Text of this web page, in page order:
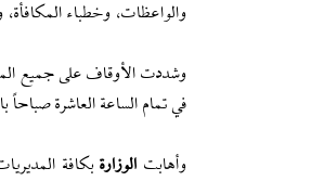
والواعظات، وخطباء
وشددت الأوقاف على جميع
في تمام الساعة العاشرة
وأهابت الوزارةبكافة